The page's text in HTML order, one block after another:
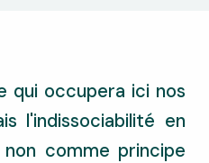
qui occupera ici nos
l'indissociabilité en
comme principe